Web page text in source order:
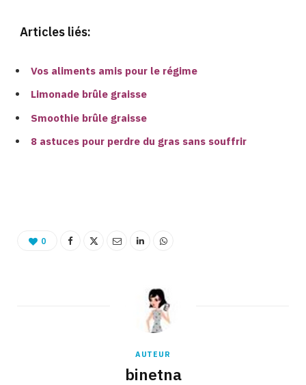
Articles liés:
Vos aliments amis pour le régime
Limonade brûle graisse
Smoothie brûle graisse
8 astuces pour perdre du gras sans souffrir
0
AUTEUR
binetna